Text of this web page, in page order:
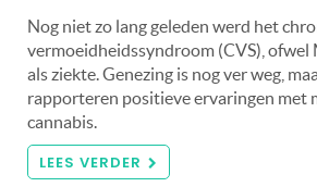
Nog niet zo lang geleden werd het
vermoeidheidssyndroom (CVS), ofwel
als ziekte. Genezing is nog ver weg,
rapporteren positieve ervaringen met
cannabis.
LEES VERDER